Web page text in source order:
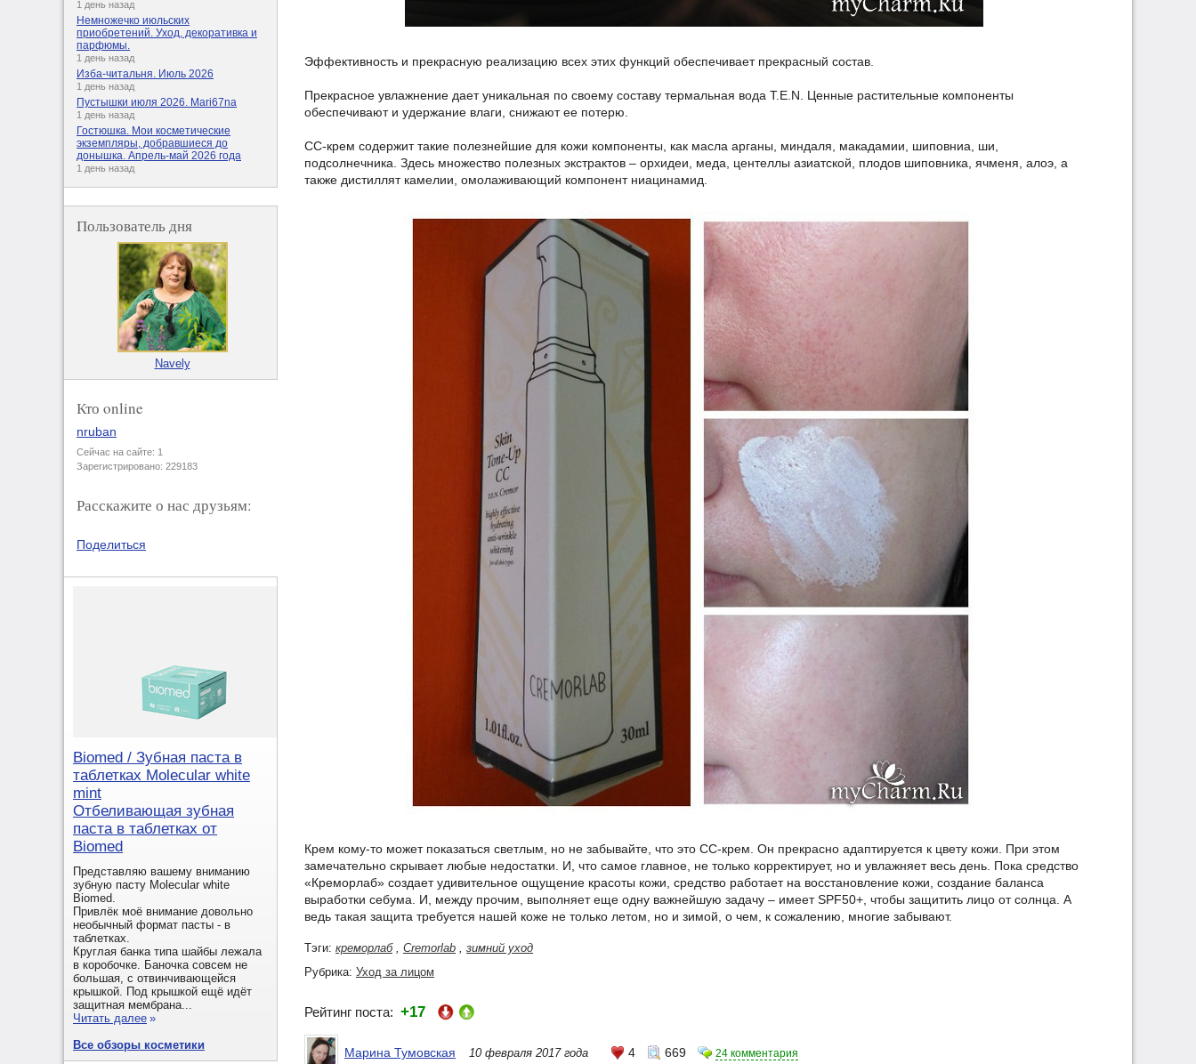
Эффективность и прекрасную реализацию всех этих функций обеспечивает прекрасный состав.
Прекрасное увлажнение дает уникальная по своему составу термальная вода T.E.N. Ценные растительные компоненты
обеспечивают и удержание влаги, снижают ее потерю.
СС-крем содержит такие полезнейшие для кожи компоненты, как масла арганы, миндаля, макадамии, шиповниа, ши,
подсолнечника. Здесь множество полезных экстрактов – орхидеи, меда, центеллы азиатской, плодов шиповника, ячменя, алоэ, а
также дистиллят камелии, омолаживающий компонент ниацинамид.
Крем кому-то может показаться светлым, но не забывайте, что это СС-крем. Он прекрасно адаптируется к цвету кожи. При этом
замечательно скрывает любые недостатки. И, что самое главное, не только корректирует, но и увлажняет весь день. Пока средство
«Креморлаб» создает удивительное ощущение красоты кожи, средство работает на восстановление кожи, создание баланса
выработки себума. И, между прочим, выполняет еще одну важнейшую задачу – имеет SPF50+, чтобы защитить лицо от солнца. А
ведь такая защита требуется нашей коже не только летом, но и зимой, о чем, к сожалению, многие забывают.
Тэги: креморлаб, Cremorlab , зимний уход
Рубрика: Уход за лицом
Рейтинг поста: +17
Марина Тумовская 10 февраля 2017 года 4 669 24 комментария
1 день назад
Немножечко июльских
приобретений. Уход, декоративка и
парфюмы.
1 день назад
Изба-читальня. Июль 2026
1 день назад
Пустышки июля 2026. Mari67na
1 день назад
Гостюшка. Мои косметические
экземпляры, добравшиеся до
донышка. Апрель-май 2026 года
1 день назад
Пользователь дня
Navely
Кто online
nruban
Сейчас на сайте: 1
Зарегистрировано: 229183
Расскажите о нас друзьям:
Поделиться
Biomed / Зубная паста в
таблетках Molecular white
mint
Отбеливающая зубная
паста в таблетках от
Biomed
Представляю вашему вниманию
зубную пасту Molecular white
Biomed.
Привлёк моё внимание довольно
необычный формат пасты - в
таблетках.
Круглая банка типа шайбы лежала
в коробочке. Баночка совсем не
большая, с отвинчивающейся
крышкой. Под крышкой ещё идёт
защитная мембрана...
Читать далее »
Все обзоры косметики